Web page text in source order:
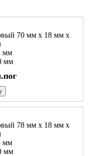
70 мм х 18 мм х
мм
мм
78 мм х 18 мм х
мм
мм